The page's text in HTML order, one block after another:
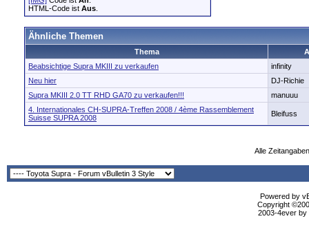
HTML-Code ist Aus
Ähnliche Themen
Thema
Beabsichtige Supra MKIII zu verkaufen
infinity
Neu hier
DJ-Richie
Supra MKIII 2.0 TT RHD GA70 zu verkaufen!!!
manuuu
4. Internationales CH-SUPRA-Treffen 2008 / 4ème Rassemblement
Suisse SUPRA 2008
Bleifuss
Alle
Powered by
Copyright
2003-4ever by